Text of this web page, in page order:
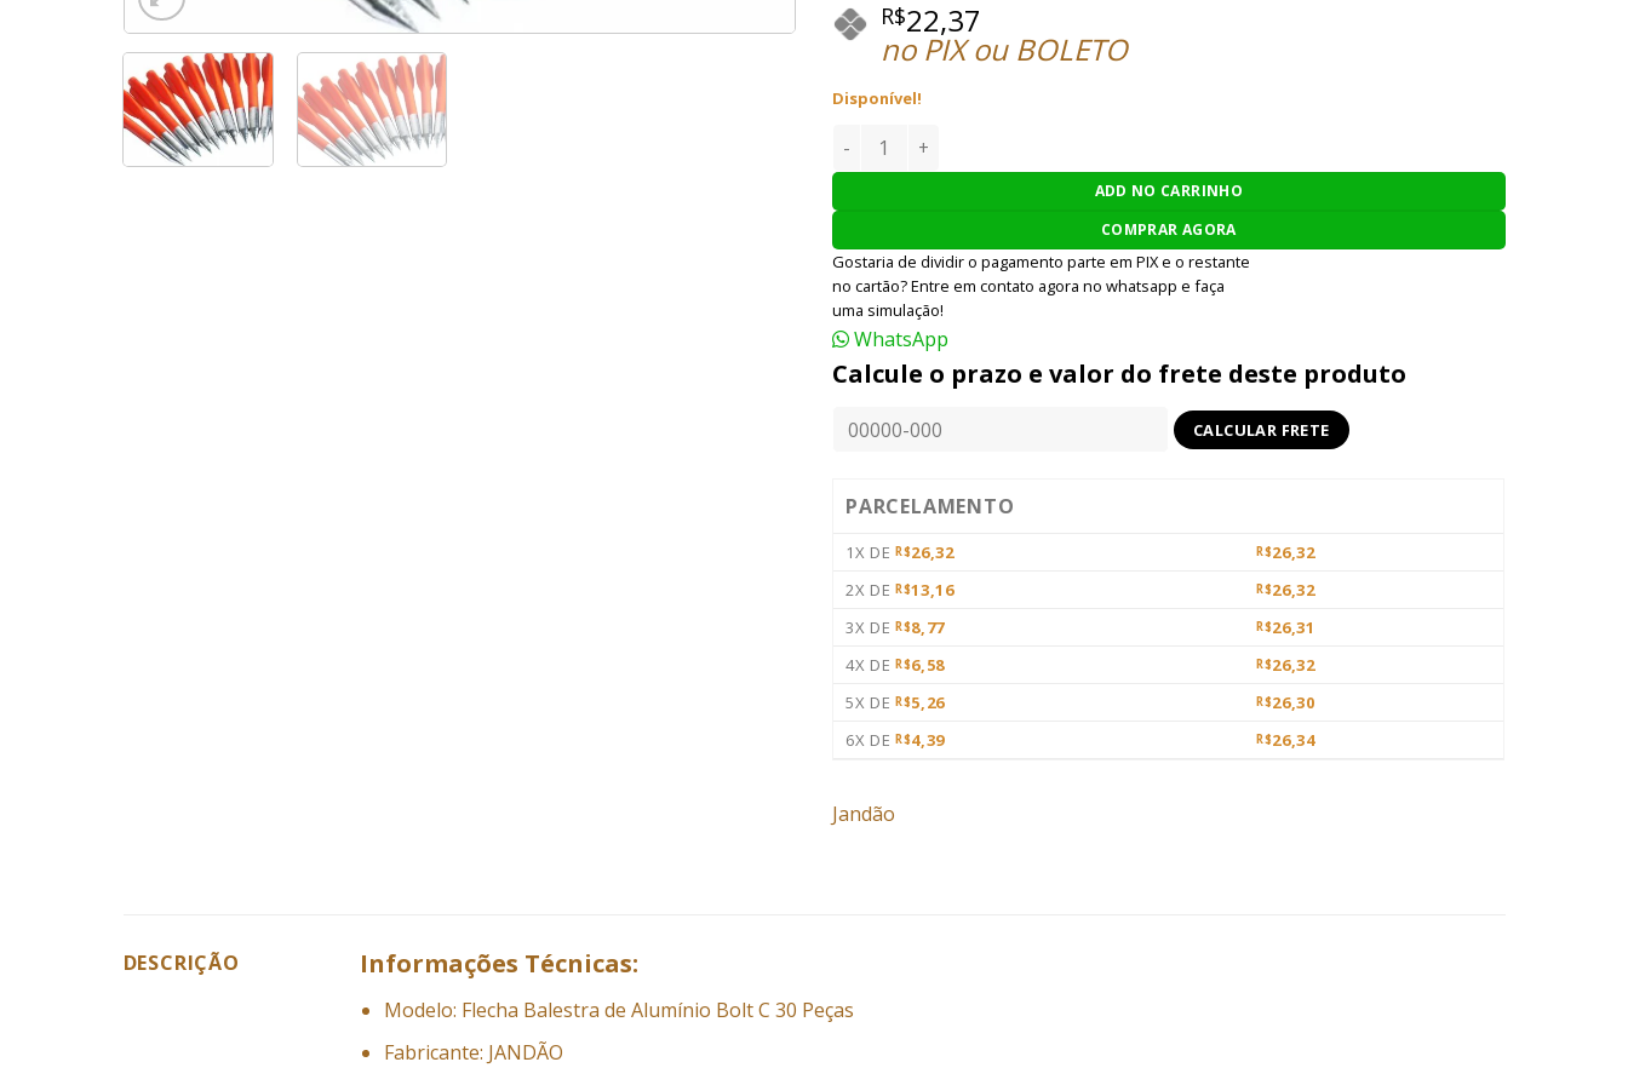
R$22,37
no PIX ou BOLETO
Disponível!
FLECHA BALESTRA DE ALUMÍNIO BOLT AIRSOFT JANDÃO C 30 PEÇAS quantidade
ADD NO CARRINHO
COMPRAR AGORA
Gostaria de dividir o pagamento parte em PIX e o restante
no cartão? Entre em contato agora no whatsapp e faça
uma simulação!
WhatsApp
Calcule o prazo e valor do frete deste produto
PARCELAMENTO
1X DE R$26,32 R$26,32
2X DE R$13,16 R$26,32
3X DE R$8,77 R$26,31
4X DE R$6,58 R$26,32
5X DE R$5,26 R$26,30
6X DE R$4,39 R$26,34
Jandão
DESCRIÇÃO Informações Técnicas:
Modelo: Flecha Balestra de Alumínio Bolt C 30 Peças
Fabricante: JANDÃO